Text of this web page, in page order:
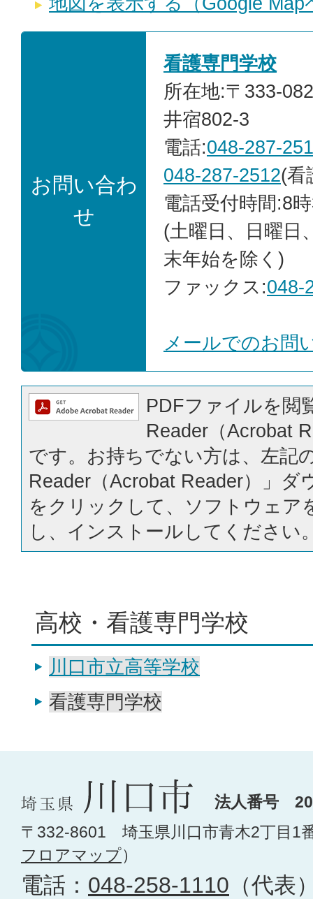
お問い合わ
せ
看護専門学校
所在地:〒333-
井宿802-3
電話:048-287-
048-287-2512(看
電話受付時間:8
(土曜日、日曜日
末年始を除く)
ファックス:048-
メールでのお問
PDFファイルを閲
Reader（Acrobat
です。お持ちでない方は、左記
Reader（Acrobat Reader）」ダ
をクリックして、ソフトウェア
し、インストールしてください
高校・看護専門学校
川口市立高等学校
看護専門学校
法人番号
〒332-8601 埼玉県川口市青木2丁目1
フロアマップ）
電話： 048-258-1110 （代表